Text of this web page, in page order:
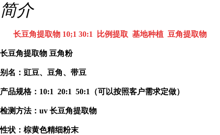
简介
长豆角提取物 10;1 30:1 比例提取 基地种植 豆角提取物
长豆角提取物 豆角粉
别名：豇豆、豆角、带豆
产品规格： 10:1 20:1 50:1 （可以按照客户需求定做）
检测方法： uv 长豆角提取物
性状：棕黄色精细粉末